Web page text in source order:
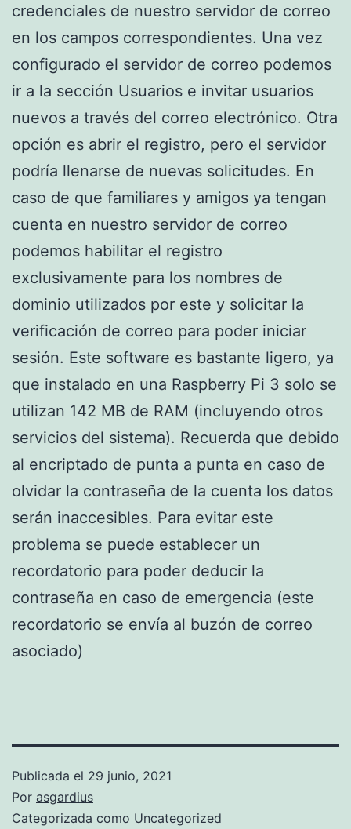
credenciales de nuestro servidor de correo
en los campos correspondientes. Una vez
configurado el servidor de correo podemos
ir a la sección Usuarios e invitar usuarios
nuevos a través del correo electrónico. Otra
opción es abrir el registro, pero el servidor
podría llenarse de nuevas solicitudes. En
caso de que familiares y amigos ya tengan
cuenta en nuestro servidor de correo
podemos habilitar el registro
exclusivamente para los nombres de
dominio utilizados por este y solicitar la
verificación de correo para poder iniciar
sesión. Este software es bastante ligero, ya
que instalado en una Raspberry Pi 3 solo se
utilizan 142 MB de RAM (incluyendo otros
servicios del sistema). Recuerda que debido
al encriptado de punta a punta en caso de
olvidar la contraseña de la cuenta los datos
serán inaccesibles. Para evitar este
problema se puede establecer un
recordatorio para poder deducir la
contraseña en caso de emergencia (este
recordatorio se envía al buzón de correo
asociado)
Publicada el 29 junio, 2021
Por asgardius
Categorizada como Uncategorized